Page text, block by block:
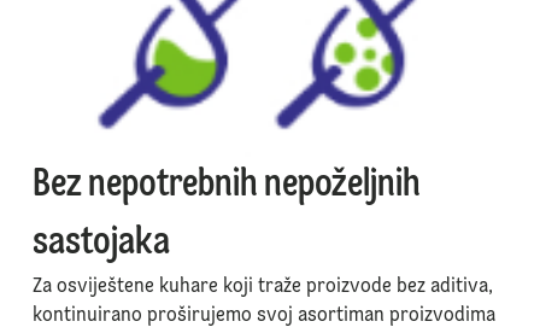
Bez nepotrebnih nepoželjnih
sastojaka
Za osviještene kuhare koji traže proizvode bez aditiva,
kontinuirano proširujemo svoj asortiman proizvodima